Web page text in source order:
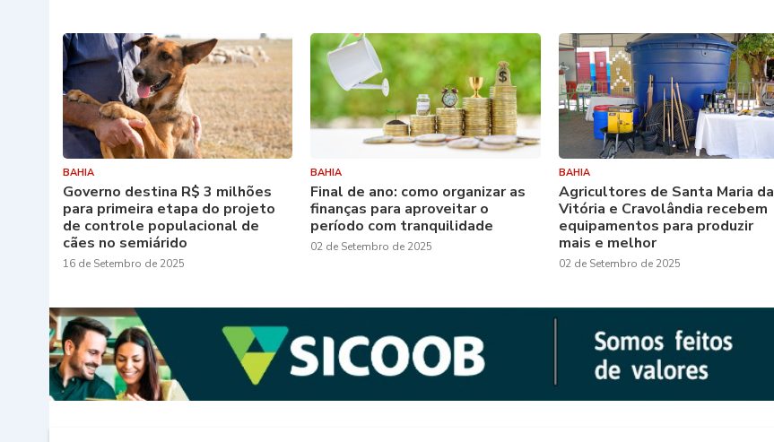
BAHIA
Governo destina R$ 3 milhões
para primeira etapa do projeto
de controle populacional de
cães no semiárido
16 de Setembro de 2025
BAHIA
Final de ano: como organizar as
finanças para aproveitar o
período com tranquilidade
02 de Setembro de 2025
BAHIA
Agricultores de Santa Maria da
Vitória e Cravolândia recebem
equipamentos para produzir
mais e melhor
02 de Setembro de 2025